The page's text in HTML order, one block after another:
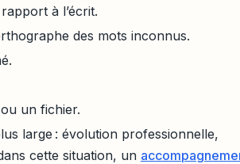
à l’écrit.
des mots inconnus.
un fichier.
large : évolution professionnelle,
cette situation, un